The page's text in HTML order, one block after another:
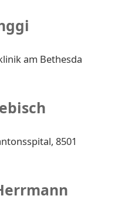
am Bethesda
8501